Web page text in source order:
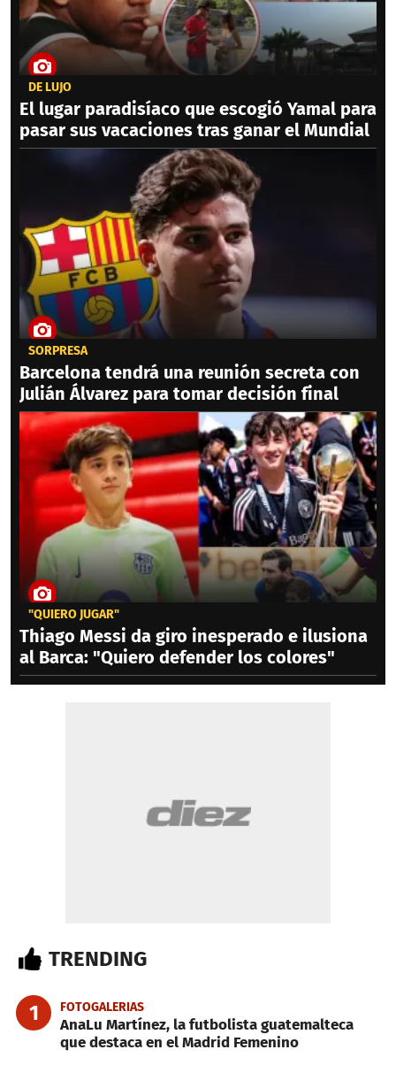
DE LUJO
El lugar paradisíaco que escogió Yamal para
pasar sus vacaciones tras ganar el Mundial
SORPRESA
Barcelona tendrá una reunión secreta con
Julián Álvarez para tomar decisión final
"QUIERO JUGAR"
Thiago Messi da giro inesperado e ilusiona
al Barca: "Quiero defender los colores"
TRENDING
1 FOTOGALERIAS
AnaLu Martínez, la futbolista guatemalteca
que destaca en el Madrid Femenino